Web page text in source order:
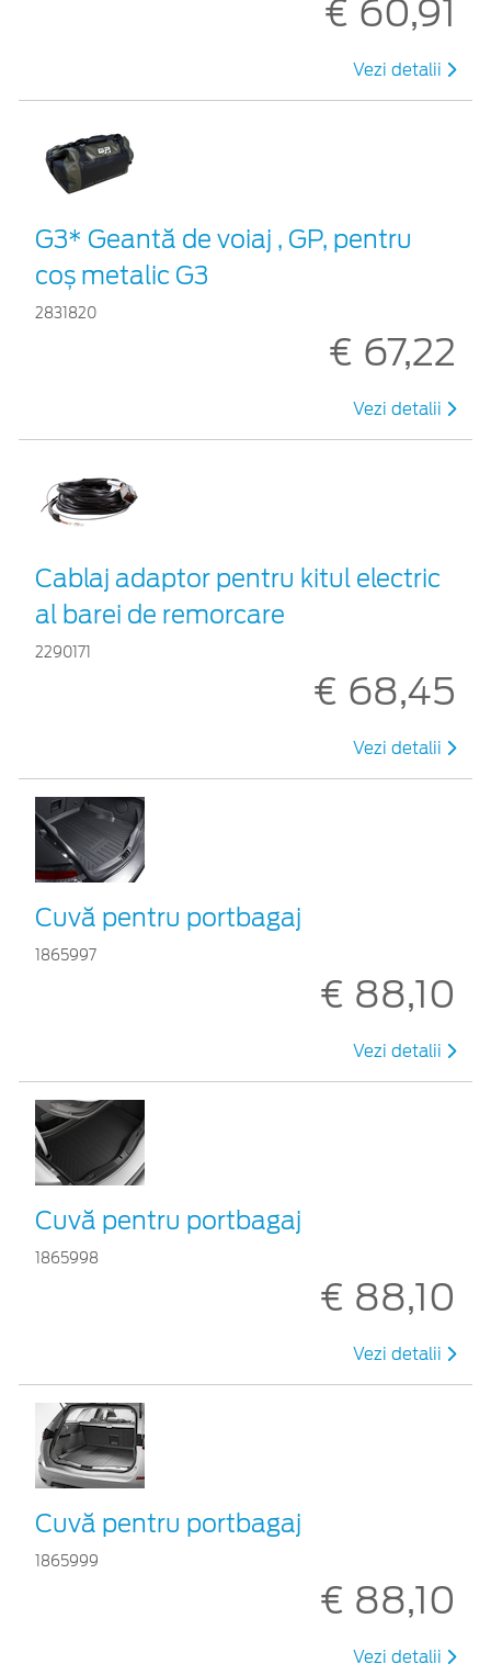
€ 60,91
Vezi detalii
G3* Geantă de voiaj , GP, pentru
coș metalic G3
2831820
€ 67,22
Vezi detalii
Cablaj adaptor pentru kitul electric
al barei de remorcare
2290171
€ 68,45
Vezi detalii
Cuvă pentru portbagaj
1865997
€ 88,10
Vezi detalii
Cuvă pentru portbagaj
1865998
€ 88,10
Vezi detalii
Cuvă pentru portbagaj
1865999
€ 88,10
Vezi detalii